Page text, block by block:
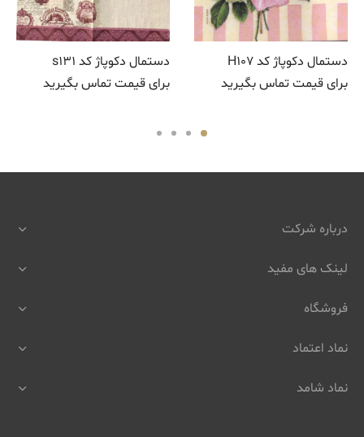
دستمال دکوپاژ کد H107
برای قیمت تماس بگیرید
دستمال دکوپاژ کد s131
برای قیمت تماس بگیرید
نماد اعتماد
نماد شامد
لینک های مفید
فروشگاه
درباره شرکت